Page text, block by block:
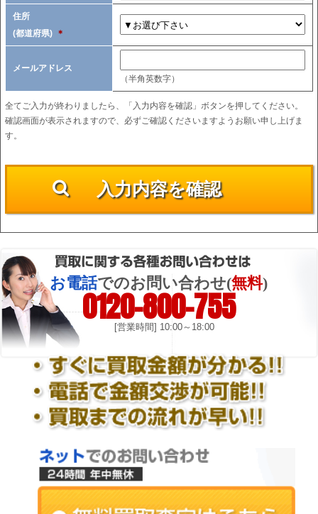
住所
(都道府県) ＊
メールアドレス
（半角英数字）
全てご入力が終わりましたら、「入力内容を確認」ボタンを押してください。
確認画面が表示されますので、必ずご確認くださいますようお願い申し上げま
す。
お電話でのお問い合わせ(無料)
0120-800-755
[営業時間] 10:00～18:00